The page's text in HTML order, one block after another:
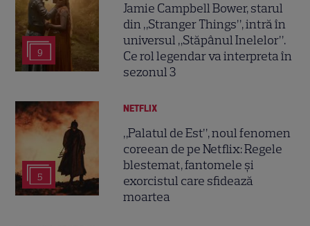
9
Jamie Campbell Bower, starul
din „Stranger Things”, intră în
universul „Stăpânul Inelelor”.
Ce rol legendar va interpreta în
sezonul 3
5
NETFLIX
„Palatul de Est”, noul fenomen
coreean de pe Netflix: Regele
blestemat, fantomele și
exorcistul care sfidează
moartea